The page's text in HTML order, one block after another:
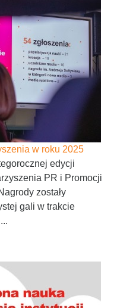
w roku 2025
edycji
PR i Promocji
zostały
gali w trakcie